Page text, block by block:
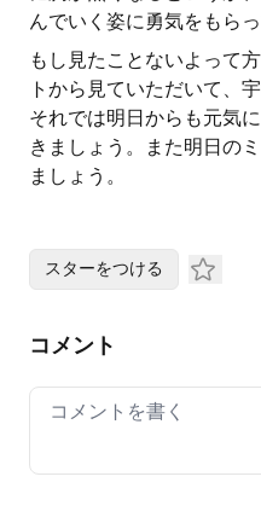
んでいく姿に勇気をもらっ
もし見たことないよって
トから見ていただいて、
それでは明日からも元気
きましょう。また明日の
ましょう。
スターをつける
コメント
Your comment